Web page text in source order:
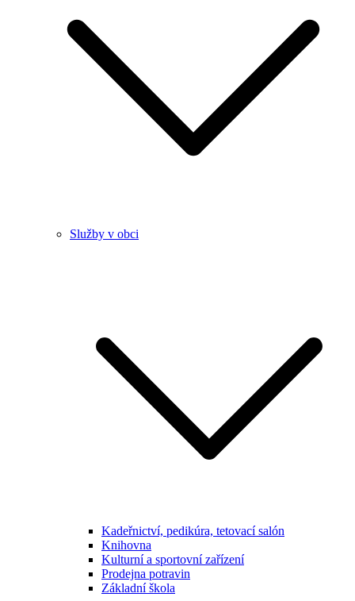
Služby v obci
Kadeřnictví, pedikúra, tetovací salón
Knihovna
Kulturní a sportovní zařízení
Prodejna potravin
Základní škola